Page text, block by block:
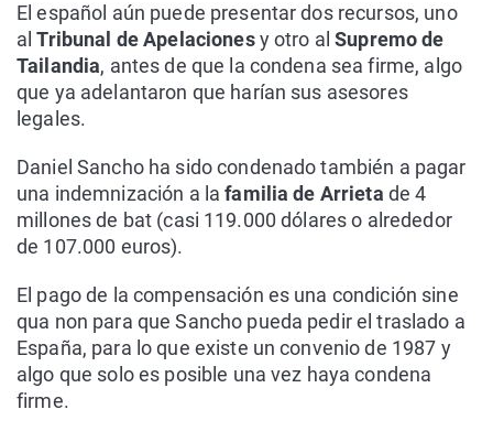
El español aún puede presentar dos recursos, uno
alTribunal de Apelacionesy otro alSupremo de
Tailandia, antes de que la condena sea firme, algo
que ya adelantaron que harían sus asesores
legales.
Daniel Sancho ha sido condenado también a pagar
una indemnización a lafamilia de Arrieta de 4
millones de bat (casi 119.000 dólares o alrededor
de 107.000 euros).
El pago de la compensación es una condición sine
qua non para que Sancho pueda pedir el traslado a
España, para lo que existe un convenio de 1987 y
algo que solo es posible una vez haya condena
firme.